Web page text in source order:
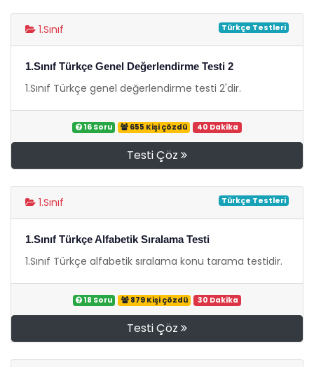
1.Sınıf Türkçe Testleri
1.Sınıf Türkçe Genel Değerlendirme Testi 2
1.Sınıf Türkçe genel değerlendirme testi 2'dir.
16 Soru 655 Kişi çözdü 40 Dakika
Testi Çöz
1.Sınıf Türkçe Testleri
1.Sınıf Türkçe Alfabetik Sıralama Testi
1.Sınıf Türkçe alfabetik sıralama konu tarama testidir.
18 Soru 879 Kişi çözdü 30 Dakika
Testi Çöz